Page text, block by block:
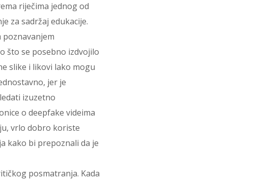
riječima jednog od
za sadržaj edukacije.
poznavanjem
što se posebno izdvojilo
slike i likovi lako mogu
jer je
izuzetno
o deepfake videima
vrlo dobro koriste
kako bi prepoznali da je
posmatranja. Kada